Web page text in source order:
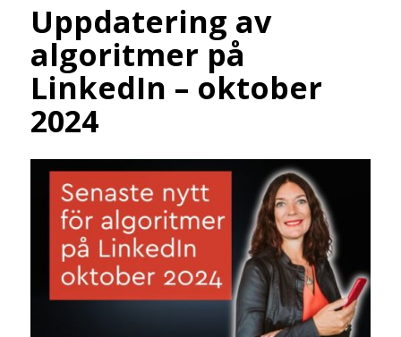
Uppdatering av
algoritmer på
LinkedIn – oktober
2024